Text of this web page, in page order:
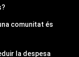
comunitat és
la despesa